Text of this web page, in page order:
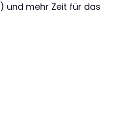
und mehr Zeit für das